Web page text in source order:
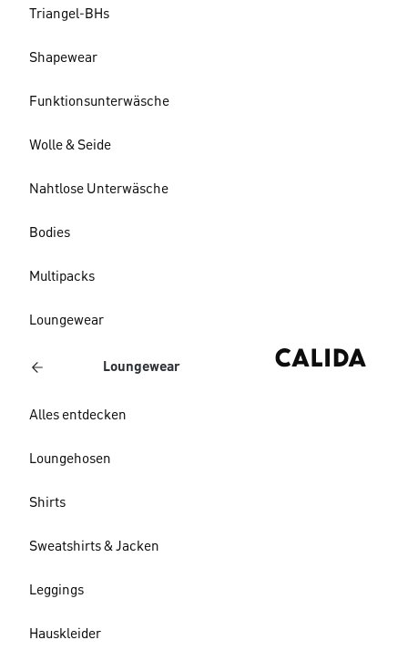
Triangel-BHs
Shapewear
Funktionsunterwäsche
Wolle & Seide
Nahtlose Unterwäsche
Bodies
Multipacks
Loungewear
Loungewear
Alles entdecken
Loungehosen
Shirts
Sweatshirts & Jacken
Leggings
Hauskleider